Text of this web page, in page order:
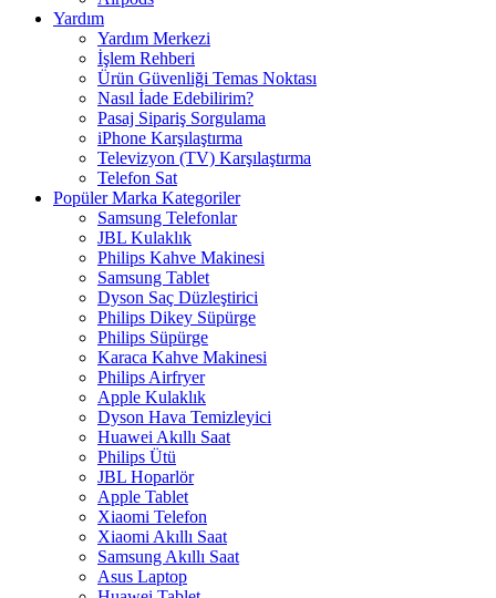
Yardım
Yardım Merkezi
İşlem Rehberi
Ürün Güvenliği Temas Noktası
Nasıl İade Edebilirim?
Pasaj Sipariş Sorgulama
iPhone Karşılaştırma
Televizyon (TV) Karşılaştırma
Telefon Sat
Popüler Marka Kategoriler
Samsung Telefonlar
JBL Kulaklık
Philips Kahve Makinesi
Samsung Tablet
Dyson Saç Düzleştirici
Philips Dikey Süpürge
Philips Süpürge
Karaca Kahve Makinesi
Philips Airfryer
Apple Kulaklık
Dyson Hava Temizleyici
Huawei Akıllı Saat
Philips Ütü
JBL Hoparlör
Apple Tablet
Xiaomi Telefon
Xiaomi Akıllı Saat
Samsung Akıllı Saat
Asus Laptop